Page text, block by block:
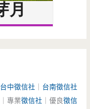
台中徵信社
台南徵信社
｜專業徵信社 ｜優良徵信